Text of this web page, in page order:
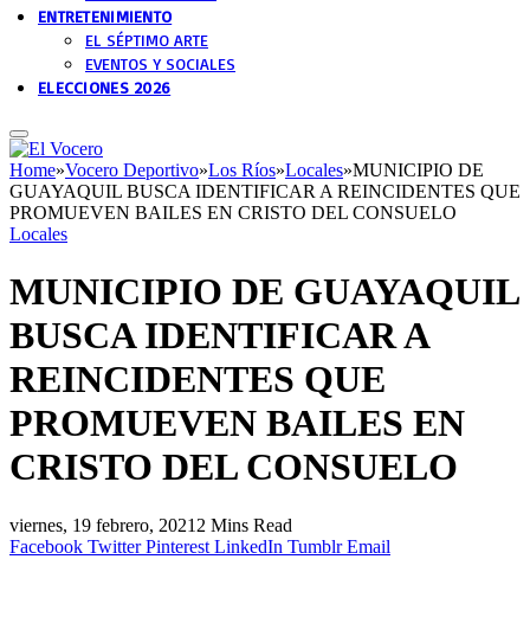
ENTRETENIMIENTO
EL SÉPTIMO ARTE
EVENTOS Y SOCIALES
ELECCIONES 2026
Home»Vocero Deportivo»Los Ríos»Locales»MUNICIPIO DE
GUAYAQUIL BUSCA IDENTIFICAR A REINCIDENTES QUE
PROMUEVEN BAILES EN CRISTO DEL CONSUELO
Locales
MUNICIPIO DE GUAYAQUIL
BUSCA IDENTIFICAR A
REINCIDENTES QUE
PROMUEVEN BAILES EN
CRISTO DEL CONSUELO
viernes, 19 febrero, 2021 2 Mins Read
Facebook Twitter Pinterest LinkedIn Tumblr Email